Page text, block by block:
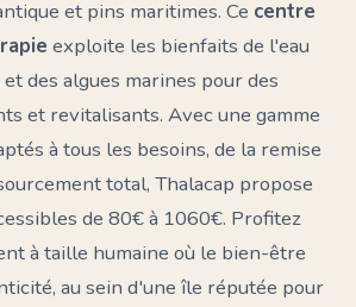
et pins maritimes. Ce centre
exploite les bienfaits de l'eau
des algues marines pour des
et revitalisants. Avec une gamme
à tous les besoins, de la remise
total, Thalacap propose
de 80€ à 1060€. Profitez
à taille humaine où le bien-être
au sein d'une île réputée pour